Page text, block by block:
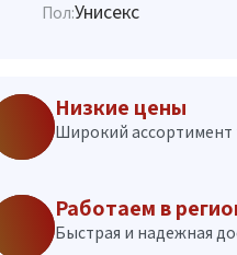
Пол:Унисекс
Низкие цены
Широкий ассортимент
Работаем в
Быстрая и надежная